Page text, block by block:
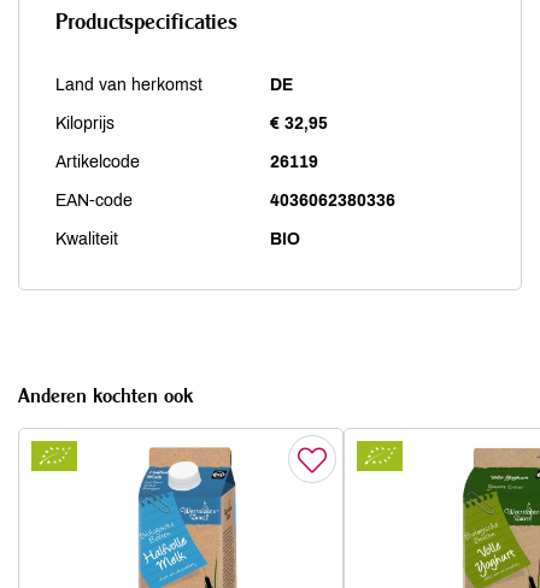
Productspecificaties
Land van herkomst DE
Kiloprijs € 32,95
Artikelcode 26119
EAN-code 4036062380336
Kwaliteit BIO
Anderen kochten ook